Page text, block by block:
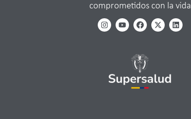
comprometidos con la vida